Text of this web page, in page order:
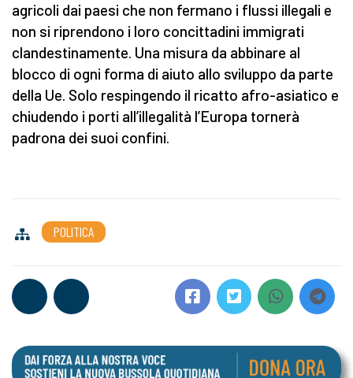
agricoli dai paesi che non fermano i flussi illegali e
non si riprendono i loro concittadini immigrati
clandestinamente. Una misura da abbinare al
blocco di ogni forma di aiuto allo sviluppo da parte
della Ue. Solo respingendo il ricatto afro-asiatico e
chiudendo i porti all’illegalità l’Europa tornerà
padrona dei suoi confini.
POLITICA